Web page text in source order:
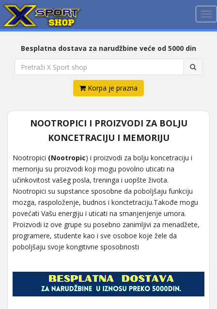
Besplatna dostava za narudžbine veće od 5000 din
Korpa je prazna
NOOTROPICI I PROIZVODI ZA BOLJU
KONCETRACIJU I MEMORIJU
Nootropici (Nootropic) i proizvodi za bolju koncetraciju i
memoriju su proizvodi koji mogu povolno uticati na
učinkovitost vašeg posla, treninga i uopšte života.
Nootropici su supstance sposobne da poboljšaju funkciju
mozga, raspoloženje, budnos i konctetraciju.Takođe mogu
povećati Vašu energiju i uticati na smanjenjenje umora.
Proizvodi iz ove grupe su posebno zanimljivi za menadžete,
programere, studente kao i sve osoboe koje žele da
poboljšaju svoje kongitivne sposobnosti